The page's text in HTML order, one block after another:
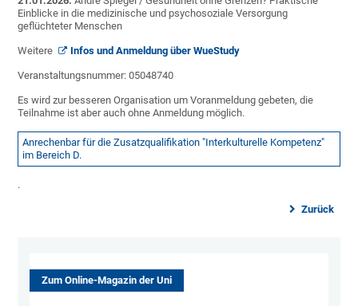
Einblicke in die medizinische und psychosoziale Versorgung
geflüchteter Menschen
Weitere Infos und Anmeldung über WueStudy
Veranstaltungsnummer: 05048740
Es wird zur besseren Organisation um Voranmeldung gebeten, die
Teilnahme ist aber auch ohne Anmeldung möglich.
Anrechenbar für die Zusatzqualifikation "Interkulturelle Kompetenz"
im Bereich D.
.
Zurück
Zum Online-Magazin der Uni